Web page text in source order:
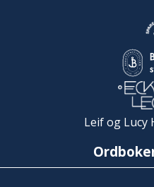
Leif og Lucy